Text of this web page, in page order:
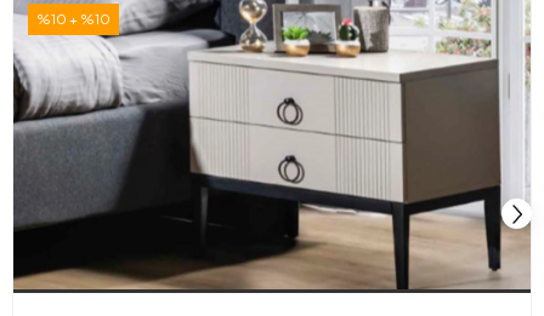
%10 + %10